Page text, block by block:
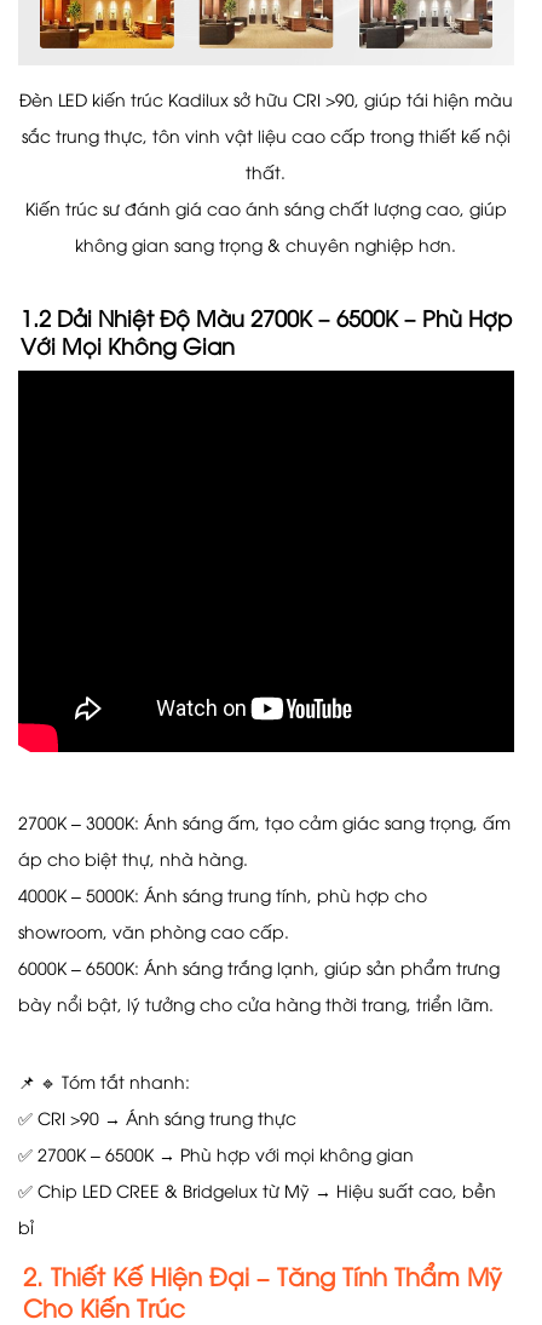
Đèn LED kiến trúc Kadilux sở hữu CRI >90, giúp tái hiện màu
sắc trung thực, tôn vinh vật liệu cao cấp trong thiết kế nội
thất.
Kiến trúc sư đánh giá cao ánh sáng chất lượng cao, giúp
không gian sang trọng & chuyên nghiệp hơn.
1.2 Dải Nhiệt Độ Màu 2700K – 6500K – Phù Hợp
Với Mọi Không Gian
2700K – 3000K: Ánh sáng ấm, tạo cảm giác sang trọng, ấm
áp cho biệt thự, nhà hàng.
4000K – 5000K: Ánh sáng trung tính, phù hợp cho
showroom, văn phòng cao cấp.
6000K – 6500K: Ánh sáng trắng lạnh, giúp sản phẩm trưng
bày nổi bật, lý tưởng cho cửa hàng thời trang, triển lãm.
📌 🔹 Tóm tắt nhanh:
✅ CRI >90 → Ánh sáng trung thực
✅ 2700K – 6500K → Phù hợp với mọi không gian
✅ Chip LED CREE & Bridgelux từ Mỹ → Hiệu suất cao, bền
bỉ
2. Thiết Kế Hiện Đại – Tăng Tính Thẩm Mỹ
Cho Kiến Trúc